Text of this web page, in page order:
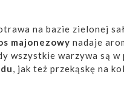
na bazie zielonej
majonezowy nadaje
wszystkie warzywa są w
, jak też przekąskę na